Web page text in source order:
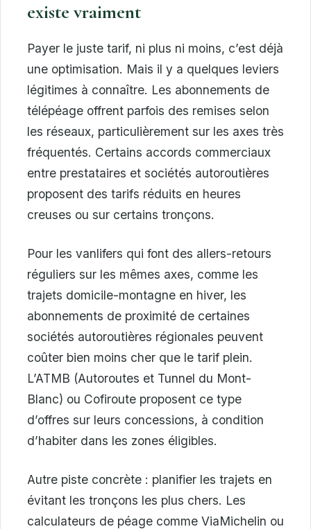
existe vraiment
Payer le juste tarif, ni plus ni moins, c’est déjà
une optimisation. Mais il y a quelques leviers
légitimes à connaître. Les abonnements de
télépéage offrent parfois des remises selon
les réseaux, particulièrement sur les axes très
fréquentés. Certains accords commerciaux
entre prestataires et sociétés autoroutières
proposent des tarifs réduits en heures
creuses ou sur certains tronçons.
Pour les vanlifers qui font des allers-retours
réguliers sur les mêmes axes, comme les
trajets domicile-montagne en hiver, les
abonnements de proximité de certaines
sociétés autoroutières régionales peuvent
coûter bien moins cher que le tarif plein.
L’ATMB (Autoroutes et Tunnel du Mont-
Blanc) ou Cofiroute proposent ce type
d’offres sur leurs concessions, à condition
d’habiter dans les zones éligibles.
Autre piste concrète : planifier les trajets en
évitant les tronçons les plus chers. Les
calculateurs de péage comme ViaMichelin ou